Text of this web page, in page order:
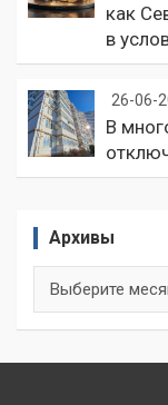
как
в
26-06-
В
Архивы